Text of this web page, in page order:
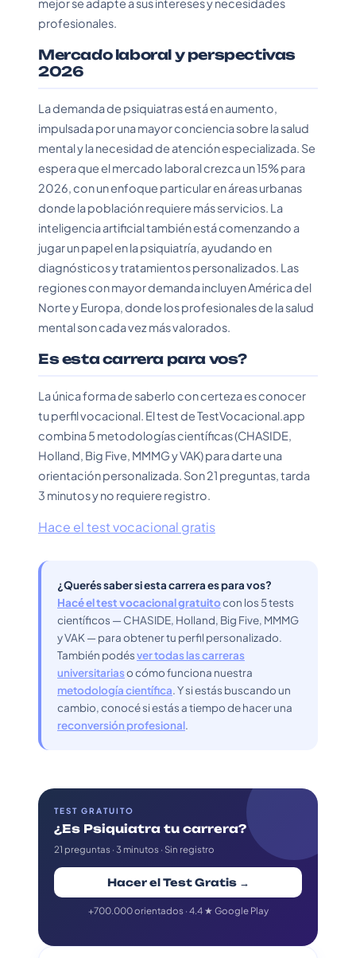
mejor se adapte a sus intereses y necesidades
profesionales.
Mercado laboral y perspectivas
2026
La demanda de psiquiatras está en aumento,
impulsada por una mayor conciencia sobre la salud
mental y la necesidad de atención especializada. Se
espera que el mercado laboral crezca un 15% para
2026, con un enfoque particular en áreas urbanas
donde la población requiere más servicios. La
inteligencia artificial también está comenzando a
jugar un papel en la psiquiatría, ayudando en
diagnósticos y tratamientos personalizados. Las
regiones con mayor demanda incluyen América del
Norte y Europa, donde los profesionales de la salud
mental son cada vez más valorados.
Es esta carrera para vos?
La única forma de saberlo con certeza es conocer
tu perfil vocacional. El test de TestVocacional.app
combina 5 metodologías científicas (CHASIDE,
Holland, Big Five, MMMG y VAK) para darte una
orientación personalizada. Son 21 preguntas, tarda
3 minutos y no requiere registro.
Hace el test vocacional gratis
¿Querés saber si esta carrera es para vos?
Hacé el test vocacional gratuitocon los 5 tests
científicos — CHASIDE, Holland, Big Five, MMMG
y VAK — para obtener tu perfil personalizado.
También podésver todas las carreras
universitariaso cómo funciona nuestra
metodología científica. Y si estás buscando un
cambio, conocé si estás a tiempo de hacer una
reconversión profesional.
TEST GRATUITO
¿Es Psiquiatra tu carrera?
21 preguntas · 3 minutos · Sin registro
Hacer el Test Gratis →
+700.000 orientados · 4.4 ★ Google Play